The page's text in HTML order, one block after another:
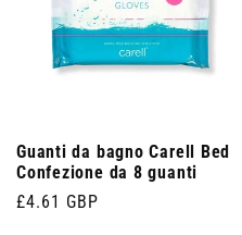
Guanti da bagno Carell Bed
Confezione da 8 guanti
Prezzo
£4.61 GBP